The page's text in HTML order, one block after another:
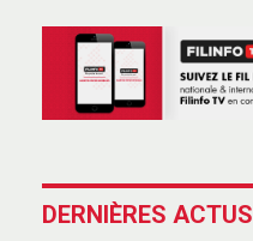
DERNIÈRES ACTUS